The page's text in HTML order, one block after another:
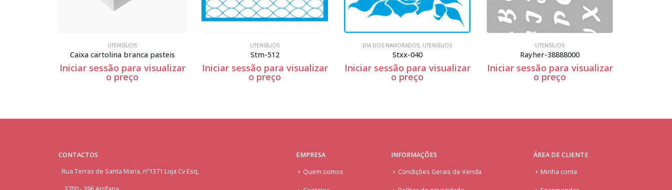
UTENSÍLIOS
Caixa cartolina branca pasteis
Iniciar sessão para visualizar
o preço
UTENSÍLIOS
Stm-512
Iniciar sessão para visualizar
o preço
DIA DOS NAMORADOS, UTENSÍLIOS
Stxx-040
Iniciar sessão para visualizar
o preço
UTENSÍLIOS
Rayher-38888000
Iniciar sessão para visualizar
o preço
CONTACTOS
Rua Terras de Santa Maria, nº1371 Loja Cv Esq,
EMPRESA
Quem somos
INFORMAÇÕES
Condições Gerais de Venda
ÁREA DE CLIENTE
Minha conta